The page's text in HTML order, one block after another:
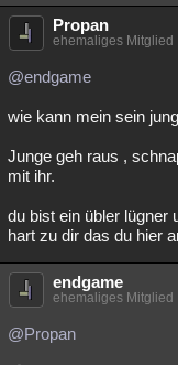
Propan
ehemaliges Mitglied
@endgame
wie kann mein sein
Junge geh raus ,
mit ihr.
du bist ein übler lügner
hart zu dir das du hier
endgame
ehemaliges Mitglied
@Propan